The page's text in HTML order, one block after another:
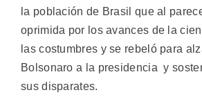
la población de Brasil que al
oprimida por los avances de la
las costumbres y se rebeló para
Bolsonaro a la presidencia y
sus disparates.